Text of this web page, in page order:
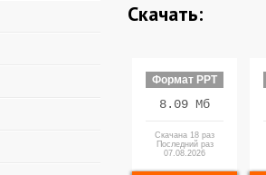
Скачать:
Формат PPT
8.09 Мб
Скачана 18 раз
Последний раз
07.08.2026